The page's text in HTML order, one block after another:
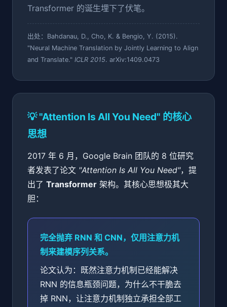
Transformer 的诞生埋下了伏笔。
出处：Bahdanau, D., Cho, K. & Bengio, Y. (2015).
"Neural Machine Translation by Jointly Learning to Align
and Translate." ICLR 2015. arXiv:1409.0473
💡 "Attention Is All You Need" 的核心
思想
2017 年 6 月，Google Brain 团队的 8 位研究
者发表了论文 "Attention Is All You Need"，提
出了 Transformer架构。其核心思想极其大
胆：
完全抛弃 RNN 和 CNN，仅用注意力机
制来建模序列关系。
论文认为：既然注意力机制已经能解决
RNN 的信息瓶颈问题，为什么不干脆去
掉 RNN，让注意力机制独立承担全部工